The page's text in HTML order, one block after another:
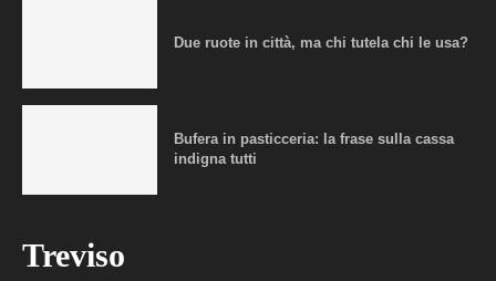
Due ruote in città, ma chi tutela chi le usa?
Bufera in pasticceria: la frase sulla cassa
indigna tutti
Treviso